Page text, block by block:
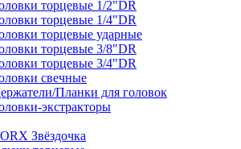
торцевые 1/2"DR
торцевые 1/4"DR
торцевые ударные
торцевые 3/8"DR
торцевые 3/4"DR
свечные
Планки для головок
экстракторы
Звёздочка